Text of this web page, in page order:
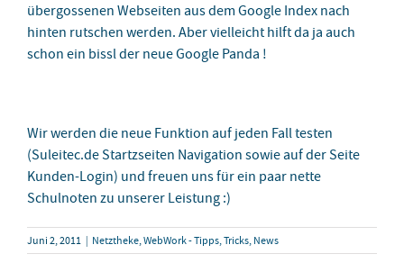
übergossenen Webseiten aus dem Google Index nach
hinten rutschen werden. Aber vielleicht hilft da ja auch
schon ein bissl der neue Google Panda !
Wir werden die neue Funktion auf jeden Fall testen
(Suleitec.de Startzseiten Navigation sowie auf der Seite
Kunden-Login) und freuen uns für ein paar nette
Schulnoten zu unserer Leistung :)
Juni 2, 2011 | Netztheke,WebWork - Tipps, Tricks, News